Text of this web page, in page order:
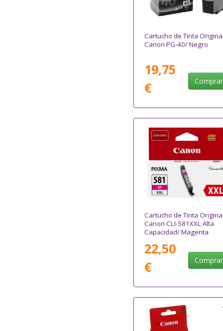
Cartucho de Tinta
Canon PG-40/ Negro
19,75
€
Comprar
Cartucho de Tinta
Canon CLI-581XXL Alta
Capacidad/ Magenta
22,50
€
Comprar